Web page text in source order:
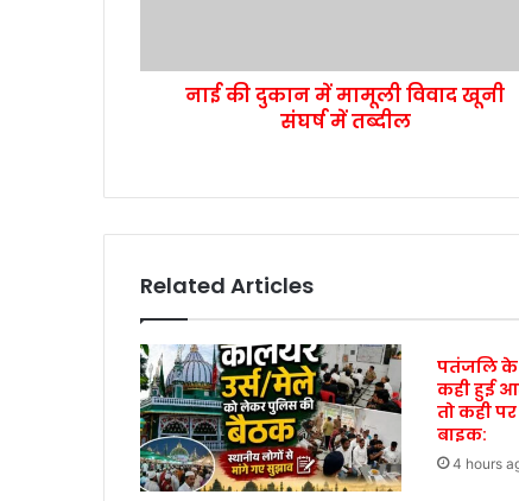
नाई की दुकान में मामूली विवाद खूनी
संघर्ष में तब्दील
Related Articles
पतंजलि के
कही हुई
तो कही
बाइक:
4 hours